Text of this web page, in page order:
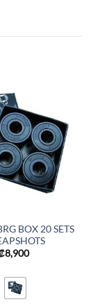
BOX 20 SETS
8,900